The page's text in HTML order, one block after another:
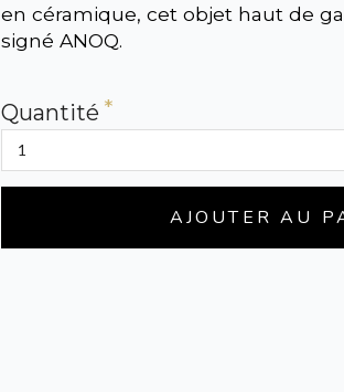
en céramique, cet objet haut de
signé ANOQ.
Quantité
AJOUTER AU